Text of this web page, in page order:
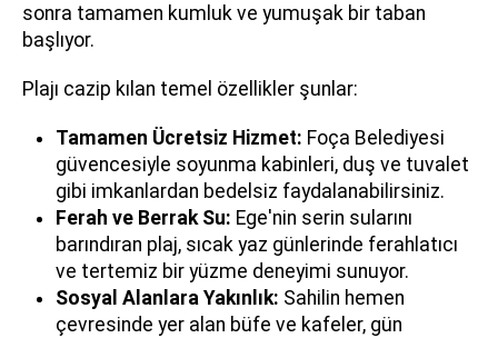
sonra tamamen kumluk ve yumuşak bir taban
başlıyor.
Plajı cazip kılan temel özellikler şunlar:
Tamamen Ücretsiz Hizmet: Foça Belediyesi
güvencesiyle soyunma kabinleri, duş ve tuvalet
gibi imkanlardan bedelsiz faydalanabilirsiniz.
Ferah ve Berrak Su: Ege'nin serin sularını
barındıran plaj, sıcak yaz günlerinde ferahlatıcı
ve tertemiz bir yüzme deneyimi sunuyor.
Sosyal Alanlara Yakınlık: Sahilin hemen
çevresinde yer alan büfe ve kafeler, gün